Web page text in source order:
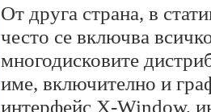
От друга страна, в
често се включва
многодисковите
име, включително и
интерфейс X-Window,